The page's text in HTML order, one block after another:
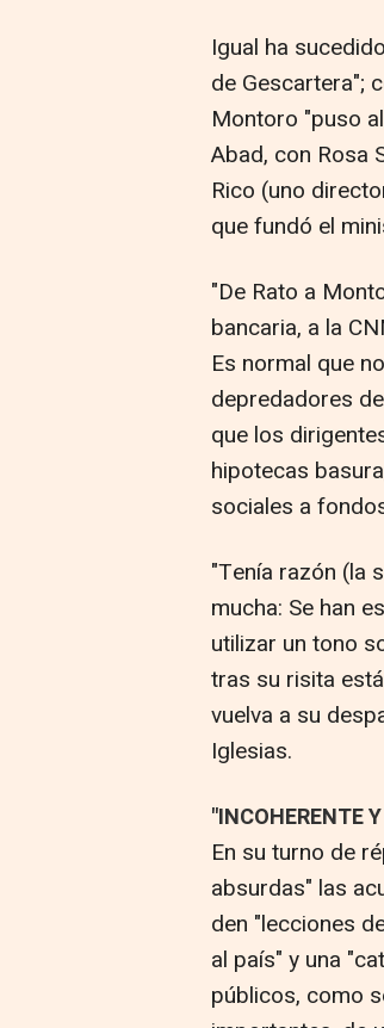
Igual ha
de Gescartera";
Montoro "puso
Abad, con Rosa
Rico (uno
que fundó el
"De Rato a
bancaria, a la
Es normal que
depredadores
que los
hipotecas
sociales a
"Tenía razón (la
mucha: Se han
utilizar un tono
tras su risita
vuelva a su
Iglesias.
"INCOHERENTE
En su turno de
absurdas" las
den "lecciones
al país" y una
públicos, como